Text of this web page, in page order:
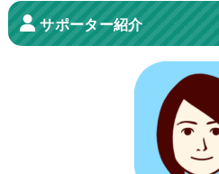
サポーター紹介